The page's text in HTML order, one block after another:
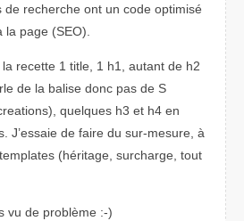
de recherche ont un code optimisé
page (SEO).
la recette 1 title, 1 h1, autant de h2
de la balise donc pas de S
quelques h3 et h4 en
J’essaie de faire du sur-mesure, à
(héritage, surcharge, tout
vu de problème :-)